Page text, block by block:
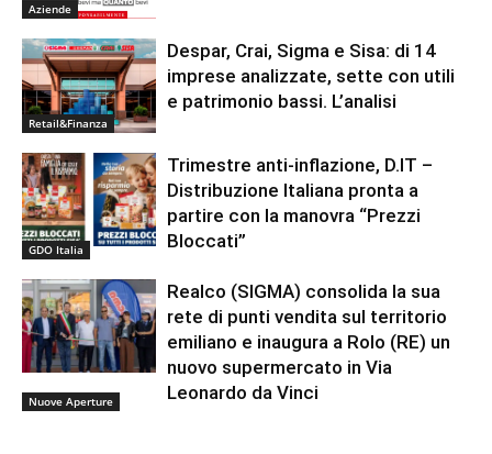
Aziende
Retail&Finanza
Despar, Crai, Sigma e Sisa: di 14
imprese analizzate, sette con utili
e patrimonio bassi. L’analisi
GDO Italia
Trimestre anti-inflazione, D.IT –
Distribuzione Italiana pronta a
partire con la manovra “Prezzi
Bloccati”
Nuove Aperture
Realco (SIGMA) consolida la sua
rete di punti vendita sul territorio
emiliano e inaugura a Rolo (RE) un
nuovo supermercato in Via
Leonardo da Vinci